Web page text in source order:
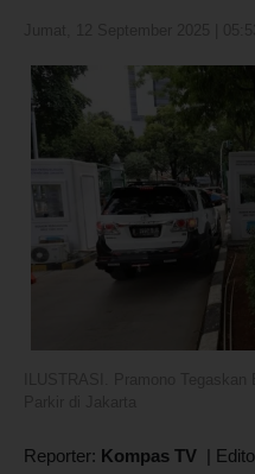
Reporter: Kompas TV |